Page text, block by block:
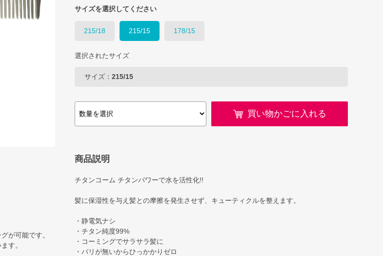
が可能です。
す。
サイズを選択してください
215/18 215/15 178/15
選択されたサイズ
サイズ： 215/15
買い物かごに入れる
商品説明
チタンコーム チタンパワーで水を活性化!!
髪に保湿性を与え髪との摩擦を発生させず、キューティクルを整えます。
・静電気ナシ
・チタン純度99%
・コーミングでサラサラ髪に
・バリが無いからひっかかりゼロ